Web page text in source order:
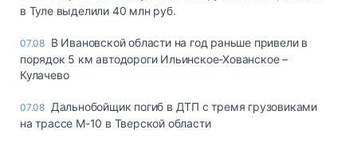
в Туле выделили 40 млн руб.
07.08 В Ивановской области на год раньше привели в
порядок 5 км автодороги Ильинское-Хованское –
Кулачево
07.08 Дальнобойщик погиб в ДТП с тремя грузовиками
на трассе М-10 в Тверской области